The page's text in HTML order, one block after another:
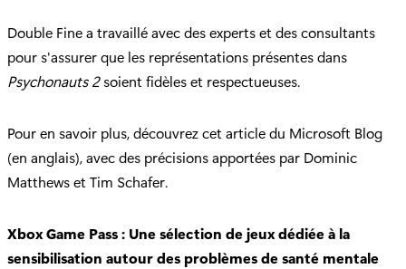
Double Fine a travaillé avec des experts et des consultants
pour s'assurer que les représentations présentes dans
Psychonauts 2soient fidèles et respectueuses.
Pour en savoir plus, découvrez cet article du Microsoft Blog
(en anglais), avec des précisions apportées par Dominic
Matthews et Tim Schafer.
Xbox Game Pass : Une sélection de jeux dédiée à la
sensibilisation autour des problèmes de santé mentale